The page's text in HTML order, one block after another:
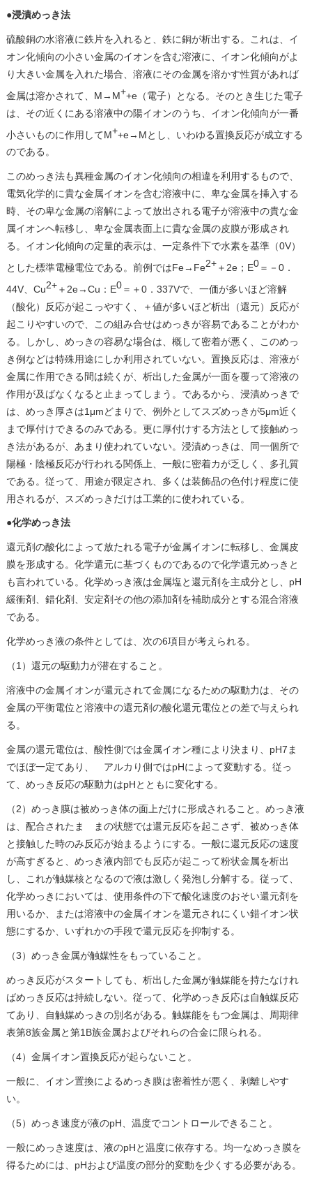
●浸漬めっき法
硫酸銅の水溶液に鉄片を入れると、鉄に銅が析出する。これは、イ
オン化傾向の小さい金属のイオンを含む溶液に、イオン化傾向がよ
り大きい金属を入れた場合、溶液にその金属を溶かす性質があれば
金属は溶かされて、M→M++e（電子）となる。そのとき生じた電子
は、その近くにある溶液中の陽イオンのうち、イオン化傾向が一番
小さいものに作用してM++e→Mとし、いわゆる置換反応が成立する
のである。
このめっき法も異種金属のイオン化傾向の相違を利用するもので、
電気化学的に貴な金属イオンを含む溶液中に、卑な金属を挿入する
時、その卑な金属の溶解によって放出される電子が溶液中の貴な金
属イオンヘ転移し、卑な金属表面上に貴な金属の皮膜が形成され
る。イオン化傾向の定量的表示は、一定条件下で水素を基準（0V）
とした標準電極電位である。前例ではFe→Fe2+＋2e；E0＝－0．
44V、Cu2+＋2e→Cu：E0＝＋0．337Vで、一価が多いほど溶解
（酸化）反応が起こっやすく、＋値が多いほど析出（還元）反応が
起こりやすいので、この組み合せはめっきが容易であることがわか
る。しかし、めっきの容易な場合は、概して密着が悪く、このめっ
き例などは特殊用途にしか利用されていない。置換反応は、溶液が
金属に作用できる間は続くが、析出した金属が一面を覆って溶液の
作用が及ばなくなると止まってしまう。であるから、浸漬めっきで
は、めっき厚さは1μmどまりで、例外としてスズめっきが5μm近く
まで厚付けできるのみである。更に厚付けする方法として接触めっ
き法があるが、あまり使われていない。浸漬めっきは、同一個所で
陽極・陰極反応が行われる関係上、一般に密着カが乏しく、多孔質
である。従って、用途が限定され、多くは装飾品の色付け程度に使
用されるが、スズめっきだけは工業的に使われている。
●化学めっき法
還元剤の酸化によって放たれる電子が金属イオンに転移し、金属皮
膜を形成する。化学還元に基づくものであるので化学還元めっきと
も言われている。化学めっき液は金属塩と還元剤を主成分とし、pH
緩衝剤、錯化剤、安定剤その他の添加剤を補助成分とする混合溶液
である。
化学めっき液の条件としては、次の6項目が考えられる。
（1）還元の駆動力が潜在すること。
溶液中の金属イオンが還元されて金属になるための駆動力は、その
金属の平衡電位と溶液中の還元剤の酸化還元電位との差で与えられ
る。
金属の還元電位は、酸性側では金属イオン種により決まり、pH7ま
でほぼ一定てあり、 アルカり側ではpHによって変動する。従っ
て、めっき反応の駆動力はpHとともに変化する。
（2）めっき膜は被めっき体の面上だけに形成されること。めっき液
は、配合されたま まの状態では還元反応を起こさず、被めっき体
と接触した時のみ反応が始まるようにする。一般に還元反応の速度
が高すぎると、めっき液内部でも反応が起こって粉状金属を析出
し、これが触媒核となるので液は激しく発泡し分解する。従って、
化学めっきにおいては、使用条件の下で酸化速度のおそい還元剤を
用いるか、または溶液中の金属イオンを還元されにくい錯イオン状
態にするか、いずれかの手段で還元反応を抑制する。
（3）めっき金属が触媒性をもっていること。
めっき反応がスタートしても、析出した金属が触媒能を持たなけれ
ばめっき反応は持続しない。従って、化学めっき反応は自触媒反応
てあり、自触媒めっきの別名がある。触媒能をもつ金属は、周期律
表第8族金属と第1B族金属およびそれらの合金に限られる。
（4）金属イオン置換反応が起らないこと。
一般に、イオン置換によるめっき膜は密着性が悪く、剥離しやす
い。
（5）めっき速度が液のpH、温度でコントロールできること。
一般にめっき速度は、液のpHと温度に依存する。均一なめっき膜を
得るためには、pHおよび温度の部分的変動を少くする必要がある。